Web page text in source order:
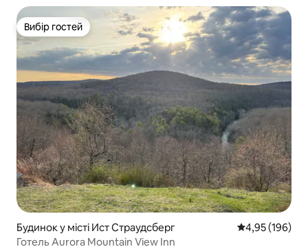
Вибір гостей
Вибір гостей
Будинок у місті Ист Страудсберг Середня
4,95 (196)
Готель Aurora Mountain View Inn